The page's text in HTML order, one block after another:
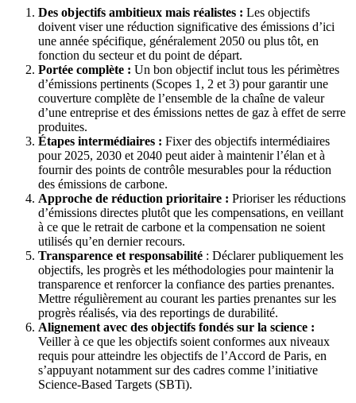
Des objectifs ambitieux mais réalistes : Les objectifs
doivent viser une réduction significative des émissions d’ici
une année spécifique, généralement 2050 ou plus tôt, en
fonction du secteur et du point de départ.
Portée complète : Un bon objectif inclut tous les périmètres
d’émissions pertinents (Scopes 1, 2 et 3) pour garantir une
couverture complète de l’ensemble de la chaîne de valeur
d’une entreprise et des émissions nettes de gaz à effet de serre
produites.
Étapes intermédiaires : Fixer des objectifs intermédiaires
pour 2025, 2030 et 2040 peut aider à maintenir l’élan et à
fournir des points de contrôle mesurables pour la réduction
des émissions de carbone.
Approche de réduction prioritaire : Prioriser les réductions
d’émissions directes plutôt que les compensations, en veillant
à ce que le retrait de carbone et la compensation ne soient
utilisés qu’en dernier recours.
Transparence et responsabilité : Déclarer publiquement les
objectifs, les progrès et les méthodologies pour maintenir la
transparence et renforcer la confiance des parties prenantes.
Mettre régulièrement au courant les parties prenantes sur les
progrès réalisés, via des reportings de durabilité.
Alignement avec des objectifs fondés sur la science :
Veiller à ce que les objectifs soient conformes aux niveaux
requis pour atteindre les objectifs de l’Accord de Paris, en
s’appuyant notamment sur des cadres comme l’initiative
Science-Based Targets (SBTi).